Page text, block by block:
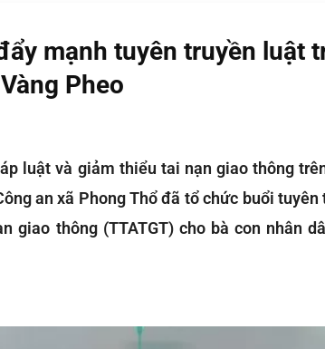
mạnh tuyên truyền luật
Pheo
luật và giảm thiểu tai nạn giao thông
an xã Phong Thổ đã tổ chức buổi tuyên
giao thông (TTATGT) cho bà con nhân